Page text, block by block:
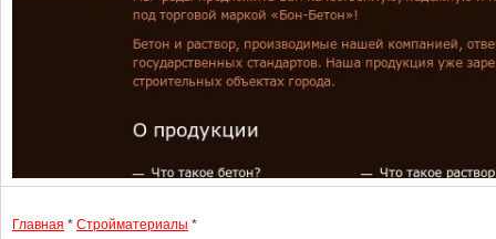
Главная * Стройматериалы *